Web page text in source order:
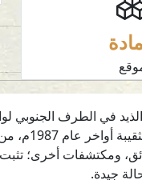
من 1000 إلى 600 عام قبل الميلاد. تقع
إمارة الشارقة،
ومكتشفات أخرى؛
جيدة.